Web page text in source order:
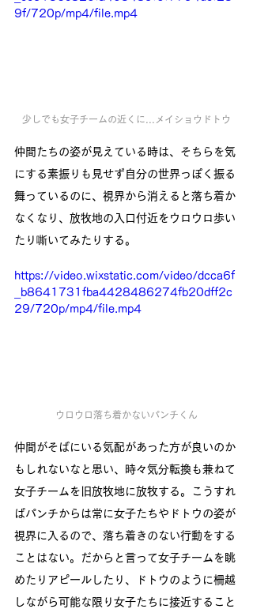
9f/720p/mp4/file.mp4
少しでも女子チームの近くに...メイショウドトウ
仲間たちの姿が見えている時は、そちらを気
にする素振りも見せず自分の世界っぽく振る
舞っているのに、視界から消えると落ち着か
なくなり、放牧地の入口付近をウロウロ歩い
たり嘶いてみたりする。
https://video.wixstatic.com/video/dcca6f
_b8641731fba4428486274fb20dff2c
29/720p/mp4/file.mp4
ウロウロ落ち着かないパンチくん
仲間がそばにいる気配があった方が良いのか
もしれないなと思い、時々気分転換も兼ねて
女子チームを旧放牧地に放牧する。こうすれ
ばパンチからは常に女子たちやドトウの姿が
視界に入るので、落ち着きのない行動をする
ことはない。だからと言って女子チームを眺
めたりアピールしたり、ドトウのように柵越
しながら可能な限り女子たちに接近すること